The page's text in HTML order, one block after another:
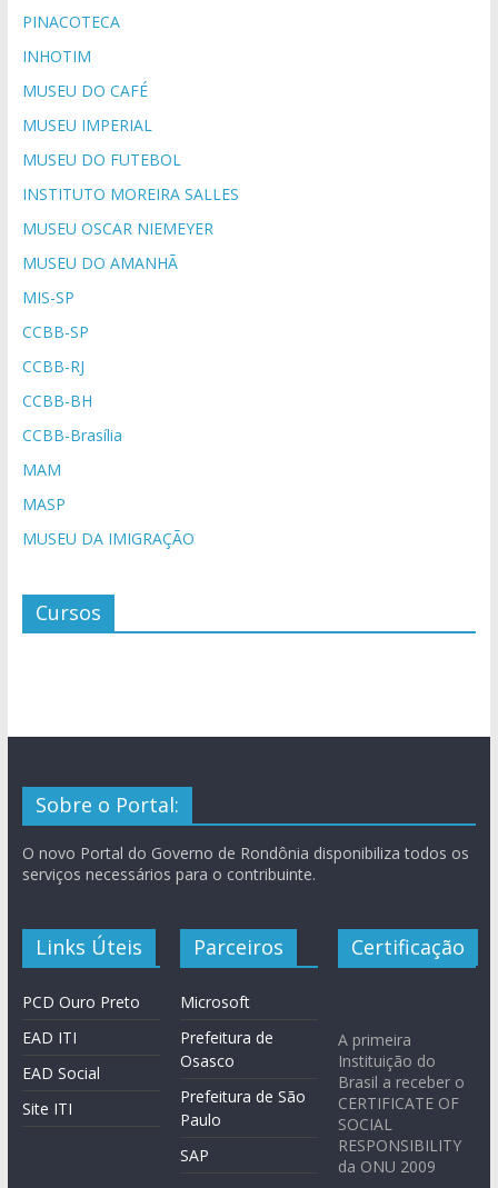
PINACOTECA
INHOTIM
MUSEU DO CAFÉ
MUSEU IMPERIAL
MUSEU DO FUTEBOL
INSTITUTO MOREIRA SALLES
MUSEU OSCAR NIEMEYER
MUSEU DO AMANHÃ
MIS-SP
CCBB-SP
CCBB-RJ
CCBB-BH
CCBB-Brasília
MAM
MASP
MUSEU DA IMIGRAÇÃO
Cursos
Sobre o Portal:
O novo Portal do Governo de Rondônia disponibiliza todos os
serviços necessários para o contribuinte.
Links Úteis
PCD Ouro Preto
EAD ITI
EAD Social
Site ITI
Parceiros
Microsoft
Prefeitura de
Osasco
Prefeitura de São
Paulo
SAP
Certificação
A primeira
Instituição do
Brasil a receber o
CERTIFICATE OF
SOCIAL
RESPONSIBILITY
da ONU 2009